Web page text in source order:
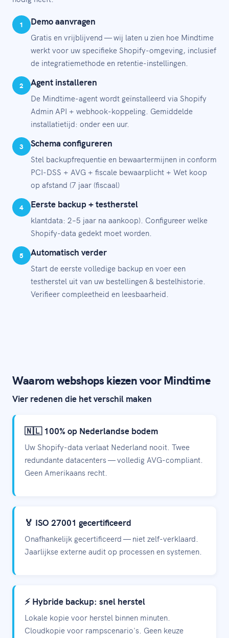
1 Demo aanvragen
Gratis en vrijblijvend — wij laten u zien hoe Mindtime
werkt voor uw specifieke Shopify-omgeving, inclusief
de integratiemethode en retentie-instellingen.
2 Agent installeren
De Mindtime-agent wordt geïnstalleerd via Shopify
Admin API + webhook-koppeling. Gemiddelde
installatietijd: onder een uur.
3 Schema configureren
Stel backupfrequentie en bewaartermijnen in conform
PCI-DSS + AVG + fiscale bewaarplicht + Wet koop
op afstand (7 jaar (fiscaal)
4 Eerste backup + testherstel
klantdata: 2–5 jaar na aankoop). Configureer welke
Shopify-data gedekt moet worden.
5 Automatisch verder
Start de eerste volledige backup en voer een
testherstel uit van uw bestellingen & bestelhistorie.
Verifieer compleetheid en leesbaarheid.
Waarom webshops kiezen voor Mindtime
Vier redenen die het verschil maken
🇳🇱 100% op Nederlandse bodem
Uw Shopify-data verlaat Nederland nooit. Twee
redundante datacenters — volledig AVG-compliant.
Geen Amerikaans recht.
🏅 ISO 27001 gecertificeerd
Onafhankelijk gecertificeerd — niet zelf-verklaard.
Jaarlijkse externe audit op processen en systemen.
⚡ Hybride backup: snel herstel
Lokale kopie voor herstel binnen minuten.
Cloudkopie voor rampscenario's. Geen keuze